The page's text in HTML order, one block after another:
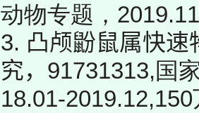
动物专题，
3. 凸颅鼢鼠属快
究， 91731313,国
18.01-2019.12,150